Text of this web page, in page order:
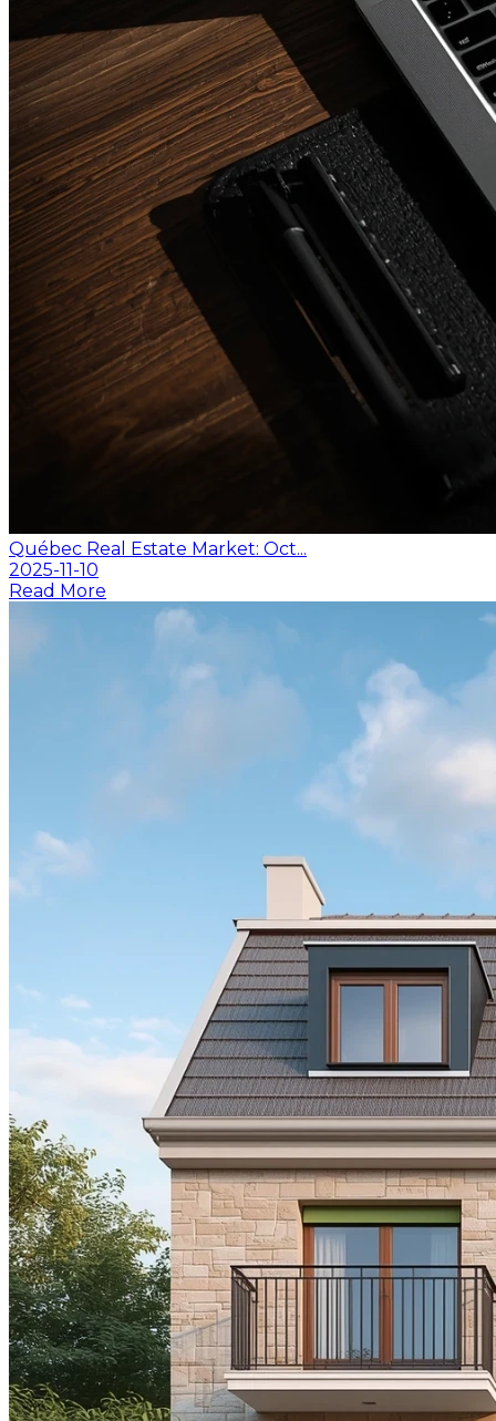
Québec Real Estate Market: Oct...
2025-11-10
Read More